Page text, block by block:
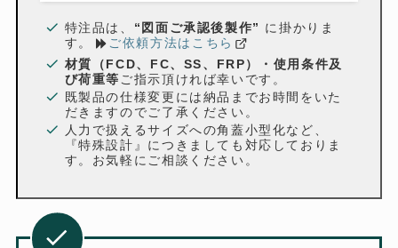
特注品は、 “図面ご承認後製作” に掛かりま
す。
ご依頼方法はこちら
材質（FCD、FC、SS、FRP）・使用条件及
び荷重等 ご指示頂ければ幸いです。
既製品の仕様変更には納品までお時間をいた
だきますのでご了承ください。
人力で扱えるサイズへの角蓋小型化など、
『特殊設計』につきましても対応しておりま
す。お気軽にご相談ください。